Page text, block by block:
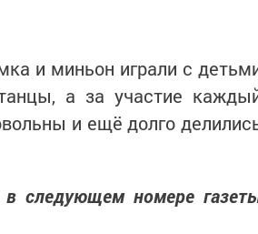
и миньон играли с
а за участие
и ещё долго
в следующем номере